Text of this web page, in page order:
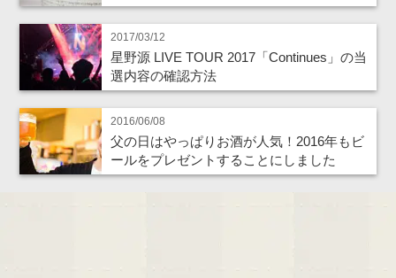
2017/03/12
星野源 LIVE TOUR 2017「Continues」の当
選内容の確認方法
2016/06/08
父の日はやっぱりお酒が人気！2016年もビ
ールをプレゼントすることにしました